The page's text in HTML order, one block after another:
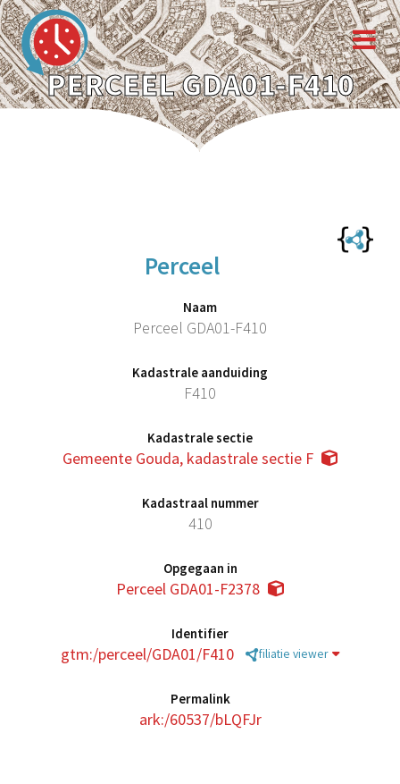
PERCEEL GDA01-F410
Perceel
Naam
Perceel GDA01-F410
Kadastrale aanduiding
F410
Kadastrale sectie
Gemeente Gouda, kadastrale sectie F
Kadastraal nummer
410
Opgegaan in
Perceel GDA01-F2378
Identifier
gtm:/perceel/GDA01/F410 filiatie viewer
Permalink
ark:/60537/bLQFJr